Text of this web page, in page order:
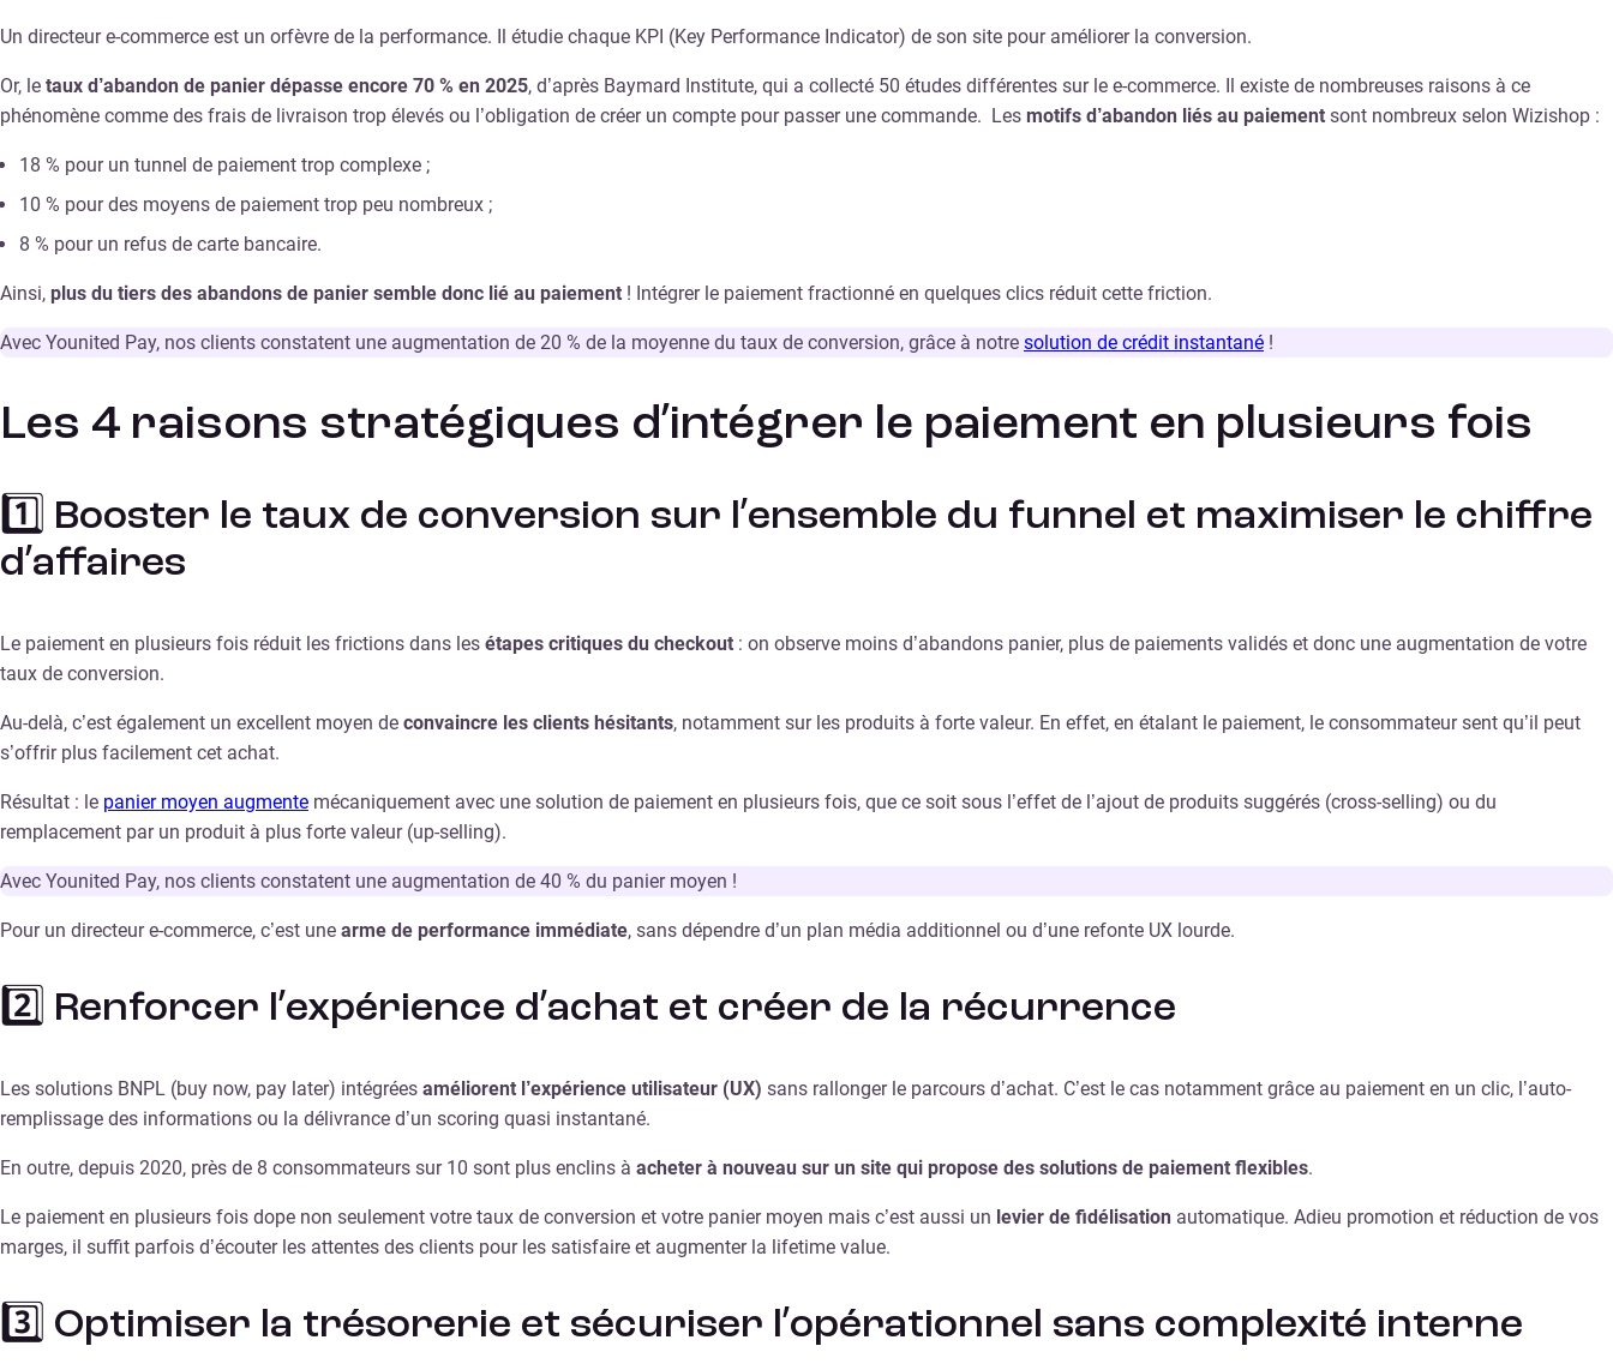
Un directeur e-commerce est un orfèvre de la performance. Il étudie chaque KPI (Key Performance Indicator) de son site pour améliorer la conversion.
Or, le taux d’abandon de panier dépasse encore 70 % en 2025, d’après Baymard Institute, qui a collecté 50 études différentes sur le e-commerce. Il existe de nombreuses raisons à ce
phénomène comme des frais de livraison trop élevés ou l’obligation de créer un compte pour passer une commande. Les motifs d’abandon liés au paiement sont nombreux selon Wizishop :
18 % pour un tunnel de paiement trop complexe ;
10 % pour des moyens de paiement trop peu nombreux ;
8 % pour un refus de carte bancaire.
Ainsi, plus du tiers des abandons de panier semble donc lié au paiement ! Intégrer le paiement fractionné en quelques clics réduit cette friction.
Avec Younited Pay, nos clients constatent une augmentation de 20 % de la moyenne du taux de conversion, grâce à notre solution de crédit instantané !
Les 4 raisons stratégiques d’intégrer le paiement en plusieurs fois
1️⃣ Booster le taux de conversion sur l’ensemble du funnel et maximiser le chiffre
d’affaires
Le paiement en plusieurs fois réduit les frictions dans les étapes critiques du checkout : on observe moins d’abandons panier, plus de paiements validés et donc une augmentation de votre
taux de conversion.
Au-delà, c’est également un excellent moyen de convaincre les clients hésitants, notamment sur les produits à forte valeur. En effet, en étalant le paiement, le consommateur sent qu’il peut
s’offrir plus facilement cet achat.
Résultat : le panier moyen augmente mécaniquement avec une solution de paiement en plusieurs fois, que ce soit sous l’effet de l’ajout de produits suggérés (cross-selling) ou du
remplacement par un produit à plus forte valeur (up-selling).
Avec Younited Pay, nos clients constatent une augmentation de 40 % du panier moyen !
Pour un directeur e-commerce, c’est une arme de performance immédiate, sans dépendre d’un plan média additionnel ou d’une refonte UX lourde.
2️⃣ Renforcer l’expérience d’achat et créer de la récurrence
Les solutions BNPL (buy now, pay later) intégrées améliorent l’expérience utilisateur (UX) sans rallonger le parcours d’achat. C’est le cas notamment grâce au paiement en un clic, l’auto-
remplissage des informations ou la délivrance d’un scoring quasi instantané.
En outre, depuis 2020, près de 8 consommateurs sur 10 sont plus enclins à acheter à nouveau sur un site qui propose des solutions de paiement flexibles.
Le paiement en plusieurs fois dope non seulement votre taux de conversion et votre panier moyen mais c’est aussi un levier de fidélisation automatique. Adieu promotion et réduction de vos
marges, il suffit parfois d’écouter les attentes des clients pour les satisfaire et augmenter la lifetime value.
3️⃣ Optimiser la trésorerie et sécuriser l’opérationnel sans complexité interne